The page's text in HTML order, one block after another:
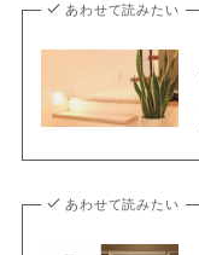
あわせて読みたい
あわせて読みたい